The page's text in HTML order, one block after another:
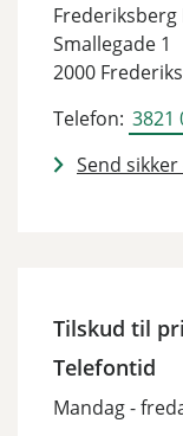
Frederiksberg
Smallegade 1
2000
Telefon: 3821
Send
Tilskud til
Telefontid
Mandag -